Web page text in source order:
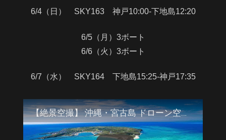
6/4（日） SKY163 神戸10:00-下地島12:20
6/5（月）3ボート
6/6（火）3ボート
6/7（水） SKY164 下地島15:25-神戸17:35
【絶景空撮】 沖縄・宮古島 ドローン空撮4K映像 Okinawa Aerial Shoot